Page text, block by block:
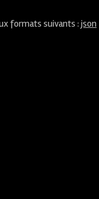
formats suivants :json